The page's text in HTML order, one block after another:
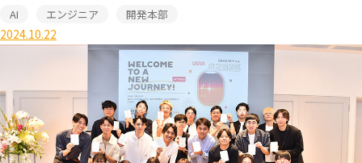
AI エンジニア 開発本部
2024.10.22